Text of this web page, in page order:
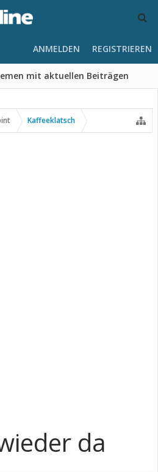
mit aktuellen Beiträgen
ANMELDEN REGISTRIEREN
Kaffeeklatsch
da